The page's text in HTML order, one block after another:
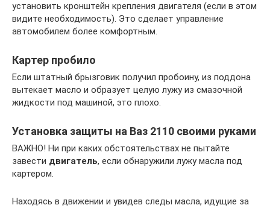
установить кронштейн крепления двигателя (если в этом
видите необходимость). Это сделает управление
автомобилем более комфортным.
Картер пробило
Если штатный брызговик получил пробоину, из поддона
вытекает масло и образует целую лужу из смазочной
жидкости под машиной, это плохо.
Установка защиты на Ваз 2110 своими руками
ВАЖНО! Ни при каких обстоятельствах не пытайте
завести двигатель, если обнаружили лужу масла под
картером.
Находясь в движении и увидев следы масла, идущие за